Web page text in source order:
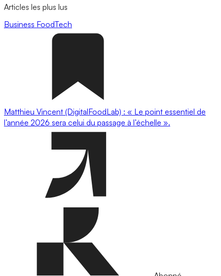
Articles les plus lus
Business FoodTech
Matthieu Vincent (DigitalFoodLab) : « Le point essentiel de
l’année 2026 sera celui du passage à l’échelle ».